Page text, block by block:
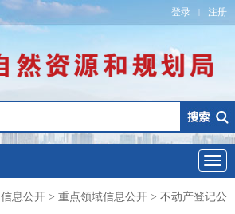
登录 | 注册
信息公开 > 重点领域信息公开 > 不动产登记公